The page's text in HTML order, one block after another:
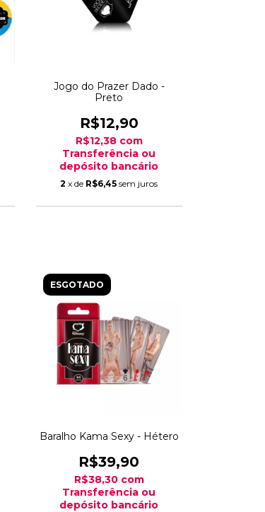
Jogo do Prazer Dado -
Preto
R$12,90
R$12,38 com
Transferência ou
depósito bancário
2 x de R$6,45 sem juros
ESGOTADO
Baralho Kama Sexy - Hétero
R$39,90
R$38,30 com
Transferência ou
depósito bancário